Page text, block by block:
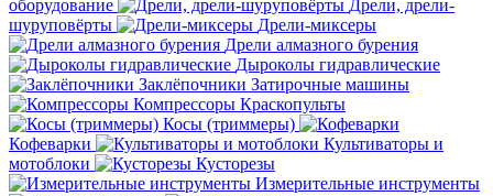
оборудование
Дрели, дрели-
шуруповёрты
Дрели-миксеры
Дрели алмазного бурения
Дыроколы гидравлические
Заклёпочники Затирочные машины
Компрессоры Краскопульты
Косы (триммеры)
Кофеварки
Культиваторы и
мотоблоки
Кусторезы
Измерительные инструменты